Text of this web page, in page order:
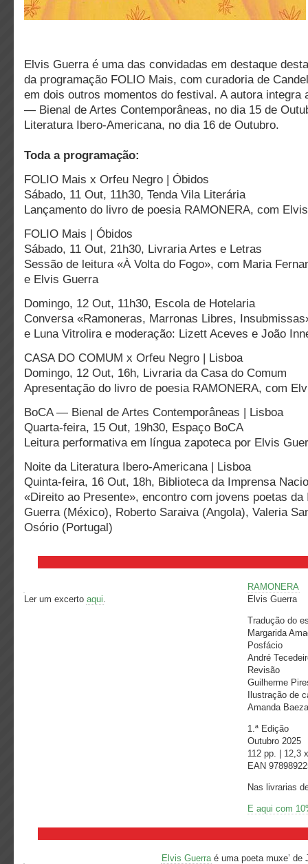
Elvis Guerra é uma das convidadas em destaque
da programação FOLIO Mais, com curadoria de
em dois outros momentos do festival. A autora integra
— Bienal de Artes Contemporâneas, no dia 15 de
Literatura Ibero-Americana, no dia 16 de Outubro.
Toda a programação:
FOLIO Mais x Orfeu Negro | Óbidos
Sábado, 11 Out, 11h30, Tenda Vila Literária
Lançamento do livro de poesia RAMONERA, com
FOLIO Mais | Óbidos
Sábado, 11 Out, 21h30, Livraria Artes e Letras
Sessão de leitura «À Volta do Fogo», com Maria
e Elvis Guerra
Domingo, 12 Out, 11h30, Escola de Hotelaria
Conversa «Ramoneras, Marronas Libres,
e Luna Vitrolira e moderação: Lizett Aceves e João
CASA DO COMUM x Orfeu Negro | Lisboa
Domingo, 12 Out, 16h, Livraria da Casa do Comum
Apresentação do livro de poesia RAMONERA, com
BoCA — Bienal de Artes Contemporâneas | Lisboa
Quarta-feira, 15 Out, 19h30, Espaço BoCA
Leitura performativa em língua zapoteca por Elvis
Noite da Literatura Ibero-Americana | Lisboa
Quinta-feira, 16 Out, 18h, Biblioteca da Imprensa
«Direito ao Presente», encontro com jovens poetas
Guerra (México), Roberto Saraiva (Angola), Valeria
Osório (Portugal)
Ler um excerto aqui.
RAMONERA
Elvis Guerra
Tradução do
Margarida
Posfácio
André
Revisão
Guilherme
Ilustração de
Amanda Baeza
1.ª Edição
Outubro 2025
112 pp. | 12,3
EAN
Nas livrarias
E aqui com
Elvis Guerraé uma poeta muxe’ de